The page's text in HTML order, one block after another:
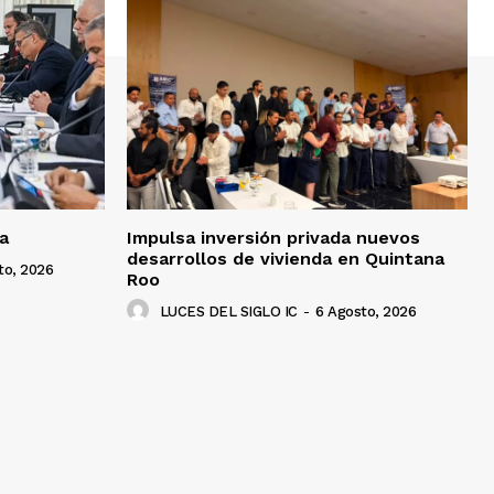
2026
Impulsa inversión privada nuevos
desarrollos de vivienda en Quintana
Roo
LUCES DEL SIGLO IC - 6 Agosto, 2026